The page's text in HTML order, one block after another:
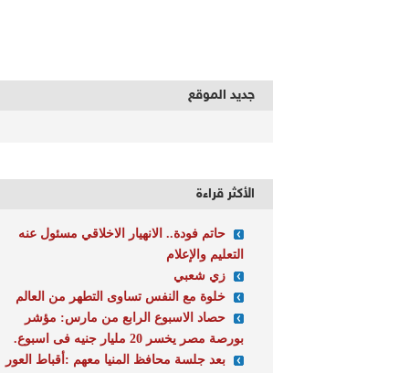
جديد الموقع
الأكثر قراءة
حاتم فودة.. الانهيار الاخلاقي مسئول عنه
التعليم والإعلام
زي شعبي
خلوة مع النفس تساوى التطهر من العالم
حصاد الاسبوع الرابع من مارس: مؤشر
بورصة مصر يخسر 20 مليار جنيه فى اسبوع.
بعد جلسة محافظ المنيا معهم :أقباط العور